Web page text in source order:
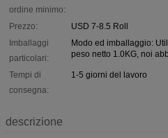
ordine minimo:
Prezzo:
USD 7-8.5 Roll
Imballaggi
particolari:
Modo ed imballaggio:
peso netto 1.0KG, noi
Tempi di
consegna:
1-5 giorni del lavoro
descrizione